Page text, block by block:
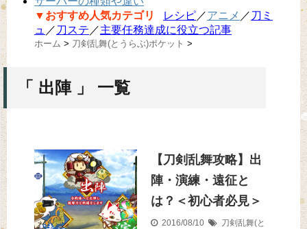
▼おすすめ人気カテゴリ
レシピ／アニメ ／ 刀ミ
ュ ／ 刀ステ ／主要任務達成に役立つ記事
ホーム > 刀剣乱舞(とうらぶ)ポケット >
「 出陣 」 一覧
【刀剣乱舞攻略】出
陣・演練・遠征と
は？＜初心者必見＞
2016/08/10
刀剣乱舞(と